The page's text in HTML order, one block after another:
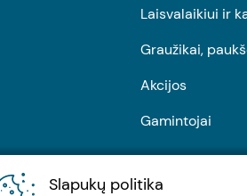
Slapukų politika
Laisvalaikiui ir
Graužikai,
Akcijos
Gamintojai